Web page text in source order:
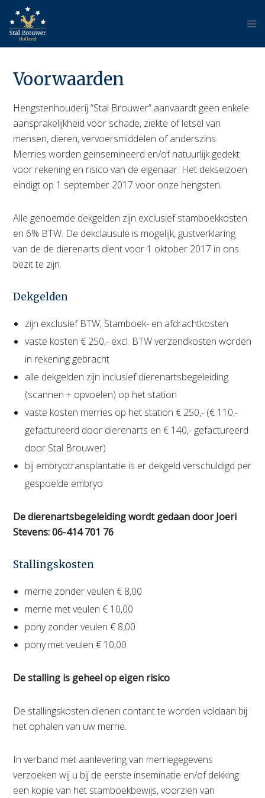
Voorwaarden
Hengstenhouderij “Stal Brouwer” aanvaardt geen enkele
aansprakelijkheid voor schade, ziekte of letsel van
mensen, dieren, vervoersmiddelen of anderszins.
Merries worden geïnsemineerd en/of natuurlijk gedekt
voor rekening en risico van de eigenaar. Het dekseizoen
eindigt op 1 september 2017 voor onze hengsten.
Alle genoemde dekgelden zijn exclusief stamboekkosten
en 6% BTW. De dekclausule is mogelijk, gustverklaring
van de de dierenarts dient voor 1 oktober 2017 in ons
bezit te zijn.
Dekgelden
zijn exclusief BTW, Stamboek- en afdrachtkosten
vaste kosten € 250,- excl. BTW verzendkosten worden
in rekening gebracht
alle dekgelden zijn inclusief dierenartsbegeleiding
(scannen + opvoelen) op het station
vaste kosten merries op het station € 250,- (€ 110,-
gefactureerd door dierenarts en € 140,- gefactureerd
door Stal Brouwer)
bij embryotransplantatie is er dekgeld verschuldigd per
gespoelde embryo
De dierenartsbegeleiding wordt gedaan door Joeri
Stevens: 06-414 701 76
Stallingskosten
merrie zonder veulen € 8,00
merrie met veulen € 10,00
pony zonder veulen € 8,00
pony met veulen € 10,00
De stalling is geheel op eigen risico
De stallingskosten dienen contant te worden voldaan bij
het ophalen van uw merrie.
In verband met aanlevering van merriegegevens
verzoeken wij u bij de eerste inseminatie en/of dekking
een kopie van het stamboekbewijs, voorzien van